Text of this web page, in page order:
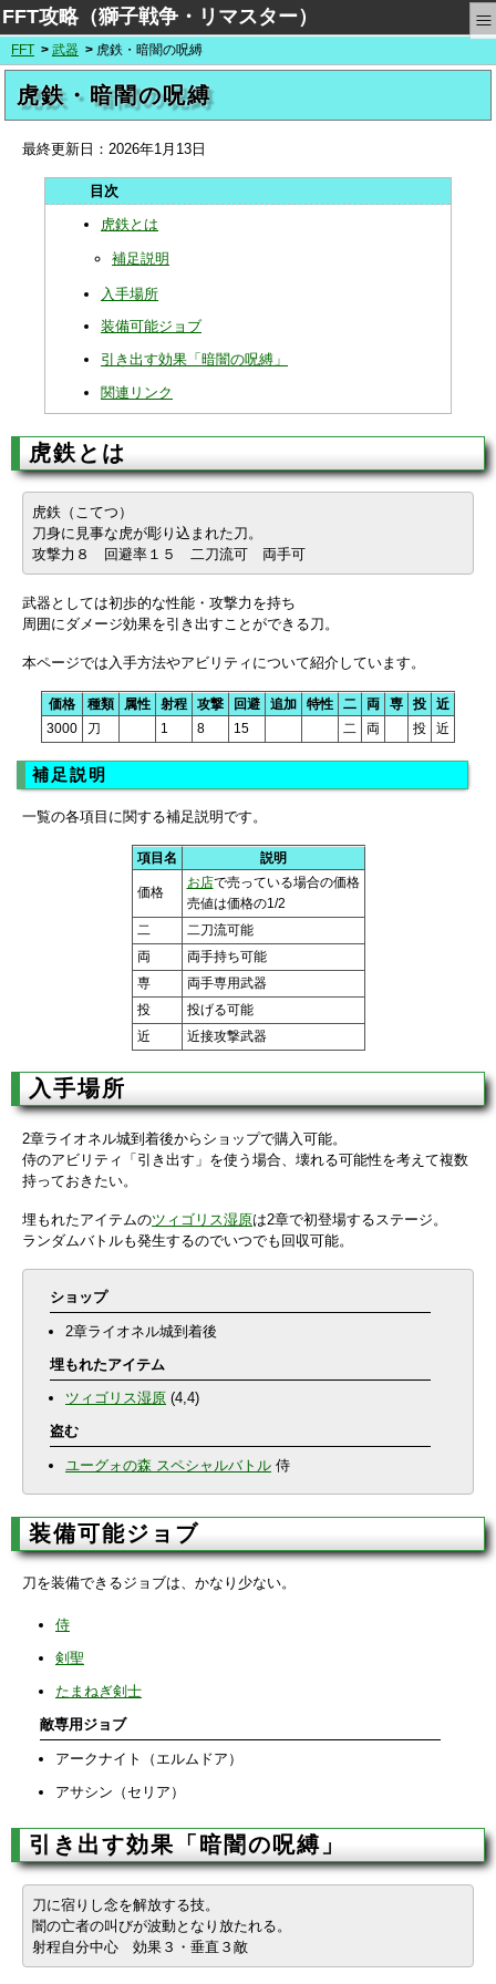
FFT攻略（獅子戦争・リマスター） ≡
FFT 武器 虎鉄・暗闇の呪縛
虎鉄・暗闇の呪縛
最終更新日： 2026年1月13日
虎鉄とは
補足説明
入手場所
装備可能ジョブ
引き出す効果「暗闇の呪縛」
関連リンク
虎鉄とは
虎鉄（こてつ）
刀身に見事な虎が彫り込まれた刀。
攻撃力８ 回避率１５ 二刀流可 両手可
武器としては初歩的な性能・攻撃力を持ち
周囲にダメージ効果を引き出すことができる刀。
本ページでは入手方法やアビリティについて紹介しています。
価格 種類 属性 射程 攻撃 回避 追加 特性 二 両 専 投
近
3000
刀 1 8 15 二 両 投 近
補足説明
一覧の各項目に関する補足説明です。
項目名 説明
価格
お店で売っている場合の価格
売値は価格の1/2
二
二刀流可能
両
両手持ち可能
専
両手専用武器
投
投げる可能
近
近接攻撃武器
入手場所
2章ライオネル城到着後からショップで購入可能。
侍のアビリティ「引き出す」を使う場合、壊れる可能性を考えて複数
持っておきたい。
埋もれたアイテムのツィゴリス湿原は2章で初登場するステージ。
ランダムバトルも発生するのでいつでも回収可能。
ショップ
2章ライオネル城到着後
埋もれたアイテム
ツィゴリス湿原 (4,4)
盗む
ユーグォの森 スペシャルバトル 侍
装備可能ジョブ
刀を装備できるジョブは、かなり少ない。
侍
剣聖
たまねぎ剣士
敵専用ジョブ
アークナイト（エルムドア）
アサシン（セリア）
引き出す効果「暗闇の呪縛」
刀に宿りし念を解放する技。
闇の亡者の叫びが波動となり放たれる。
射程自分中心 効果３・垂直３敵